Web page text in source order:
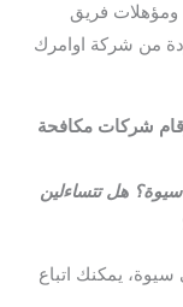
ومؤهلات فريق
من شركة اوامرك
شركات مكافحة
هل تتساءلين
يمكنك اتباع